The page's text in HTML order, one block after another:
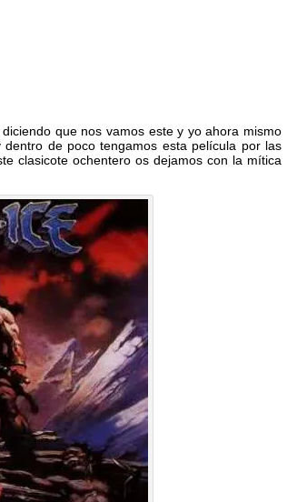
que nos vamos este y yo ahora mismo
de poco tengamos esta película por las
clasicote ochentero os dejamos con la mítica